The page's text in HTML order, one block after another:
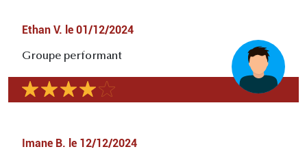
Ethan V. le 01/12/2024
Groupe performant
Imane B. le 12/12/2024